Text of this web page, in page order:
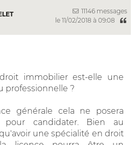
11146 messages
le 11/02/2018 à 09:08
immobilier est-elle une
professionnelle ?
générale cela ne posera
pour candidater. Bien au
une spécialité en droit